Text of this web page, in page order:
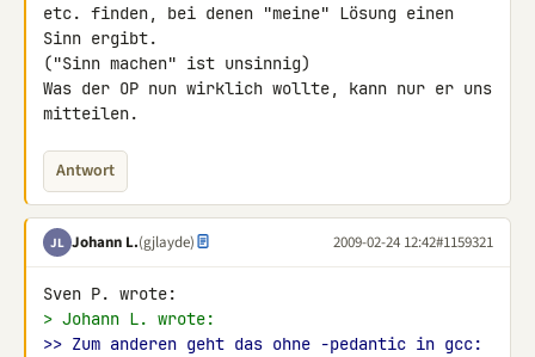
etc. finden, bei denen "meine" Lösung einen
Sinn ergibt.
("Sinn machen" ist unsinnig)
Was der OP nun wirklich wollte, kann nur er uns
mitteilen.
Antwort
JL Johann L.(gjlayde) 2009-02-24 12:42#1159321
> Johann L. wrote:
>> Zum anderen geht das ohne -pedantic in gcc: